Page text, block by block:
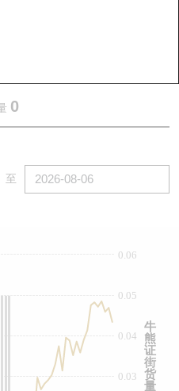
国企指数
0
至
0.03
0.04
0.05
0.06
牛
熊
证
街
货
量